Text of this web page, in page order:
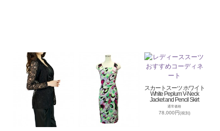
スカートスーツ ホワイト
White Peplum V-Neck
Jacket and Pencil Skirt
通常価格
78,000円(税別)